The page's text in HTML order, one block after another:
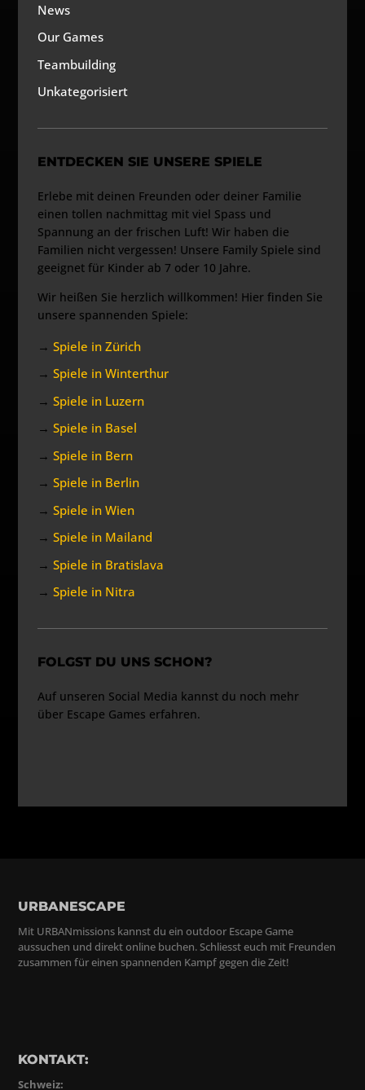
News
Our Games
Teambuilding
Unkategorisiert
ENTDECKEN SIE UNSERE SPIELE
Erlebe mit deinen Freunden oder deiner Familie
einen tollen nachmittag mit viel Spass und
Spannung an der frischen Luft! Wir haben die
Familien nicht vergessen! Unsere Family Spiele sind
geeignet für Kinder ab 7 oder 10 Jahre.
Wir heißen Sie herzlich willkommen! Hier finden Sie
unsere spannenden Spiele:
→Spiele in Zürich
→Spiele in Winterthur
→Spiele in Luzern
→Spiele in Basel
→Spiele in Bern
→Spiele in Berlin
→Spiele in Wien
→Spiele in Mailand
→Spiele in Bratislava
→Spiele in Nitra
FOLGST DU UNS SCHON?
Auf unseren Social Media kannst du noch mehr
über Escape Games erfahren.
URBANESCAPE
Mit URBANmissions kannst du ein outdoor Escape Game
aussuchen und direkt online buchen. Schliesst euch mit Freunden
zusammen für einen spannenden Kampf gegen die Zeit!
KONTAKT:
Schweiz: